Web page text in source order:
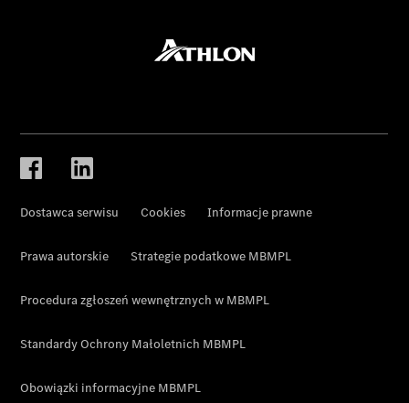
Dostawca serwisu Cookies Informacje prawne
Prawa autorskie Strategie podatkowe MBMPL
Procedura zgłoszeń wewnętrznych w MBMPL
Standardy Ochrony Małoletnich MBMPL
Obowiązki informacyjne MBMPL